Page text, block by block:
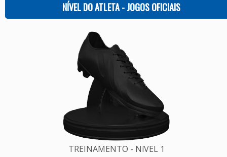
NÍVEL DO ATLETA - JOGOS OFICIAIS
TREINAMENTO - NíVEL 1